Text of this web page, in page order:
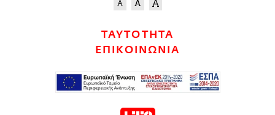
ΤΑΥΤΟΤΗΤΑ
ΕΠΙΚΟΙΝΩΝΙΑ